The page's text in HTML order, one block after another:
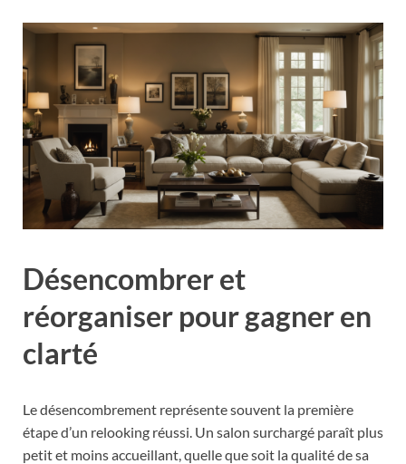
Désencombrer et
réorganiser pour gagner en
clarté
Le désencombrement représente souvent la première
étape d’un relooking réussi. Un salon surchargé paraît plus
petit et moins accueillant, quelle que soit la qualité de sa